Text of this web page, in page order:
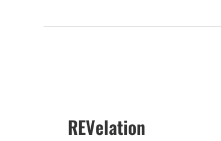
REVelation